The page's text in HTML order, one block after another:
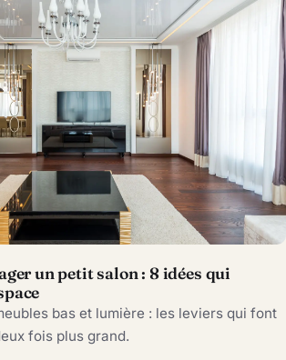
un petit salon : 8 idées qui
bas et lumière : les leviers qui font
fois plus grand.